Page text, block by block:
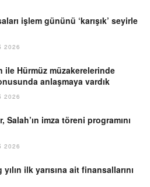
işlem gününü ‘karışık’ seyirle
2026
ile Hürmüz müzakerelerinde
anlaşmaya vardık
2026
Salah’ın imza töreni programını
2026
ilk yarısına ait finansallarını